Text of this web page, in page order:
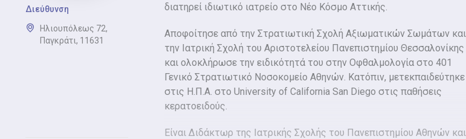
Διεύθυνση
Ηλιουπόλεως 72,
Παγκράτι, 11631
διατηρεί ιδιωτικό ιατρείο στο Νέο Κόσμο Αττικής.
Αποφοίτησε από την Στρατιωτική Σχολή Αξιωματικών Σωμάτων και
την Ιατρική Σχολή του Αριστοτελείου Πανεπιστημίου Θεσσαλονίκης
και ολοκλήρωσε την ειδικότητά του στην Οφθαλμολογία στο 401
Γενικό Στρατιωτικό Νοσοκομείο Αθηνών. Κατόπιν, μετεκπαιδεύτηκε
στις Η.Π.Α. στο University of California San Diego στις παθήσεις
κερατοειδούς.
Είναι Διδάκτωρ της Ιατρικής Σχολής του Πανεπιστημίου Αθηνών και